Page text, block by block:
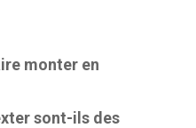
monter en
sont-ils des